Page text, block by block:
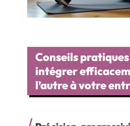
Conseils
intégrer
l’autre à votre